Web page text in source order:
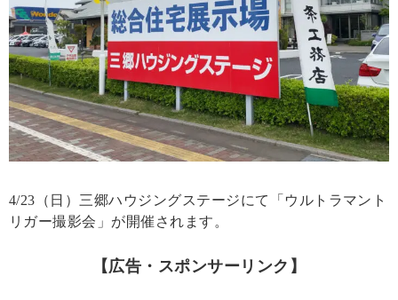
4/23（日）三郷ハウジングステージにて「ウルトラマント
リガー撮影会」が開催されます。
【広告・スポンサーリンク】